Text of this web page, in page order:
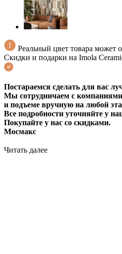
Реальный цвет товара может
Скидки и подарки на Imola
Постараемся сделать для вас
Мы сотрудничаем с
и подъеме вручную на любой
Все подробности уточняйте у
Покупайте у нас со скидками.
Мосмакс
Читать далее